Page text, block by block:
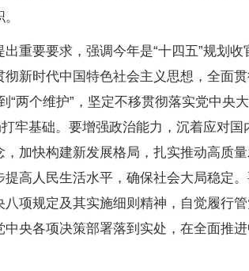
重要要求，强调今年是“十四五”规划
新时代中国特色社会主义思想，全面
“两个维护”，坚定不移贯彻落实党中央
牢基础。要增强政治能力，沉着应对
加快构建新发展格局，扎实推动高质
高人民生活水平，确保社会大局稳定
项规定及其实施细则精神，自觉履行
央各项决策部署落到实处，在全面推